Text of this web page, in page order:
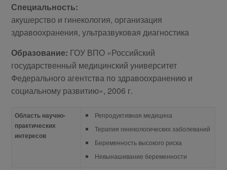
Специальность:
акушерство и гинекология, организация
здравоохранения, ультразвуковая диагностика
Образование: ГОУ ВПО «Российский
государственный медицинский университет
Федерального агентства по здравоохранению и
социальному развитию», 2006 г.
Область научно-
практических
интересов
Репродуктивная медицина
Терапия гинекологических заболеваний
Беременность высокого риска
Невынашивание беременности